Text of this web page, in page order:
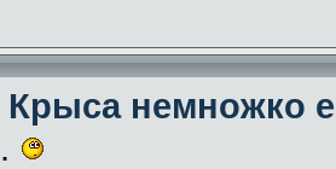
Крыса немножко
.